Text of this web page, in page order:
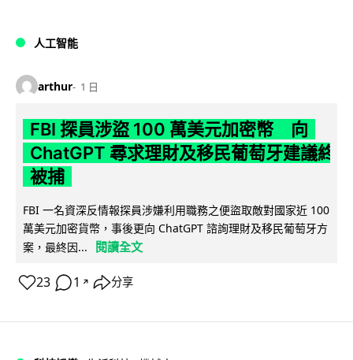
人工智能
arthur 1 日
FBI 探員涉盜 100 萬美元加密幣 向
ChatGPT 尋求理財及移民葡萄牙建議終
被捕
FBI 一名資深反情報探員涉嫌利用職務之便盜取敵對國家近 100
萬美元加密貨幣，事後更向 ChatGPT 諮詢理財及移民葡萄牙方
案，最終因...
閱讀全文
23 1 ↗ 分享